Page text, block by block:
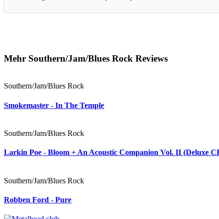
Mehr Southern/Jam/Blues Rock Reviews
Southern/Jam/Blues Rock
Smokemaster - In The Temple
Southern/Jam/Blues Rock
Larkin Poe - Bloom + An Acoustic Companion Vol. II (Deluxe
Southern/Jam/Blues Rock
Robben Ford - Pure